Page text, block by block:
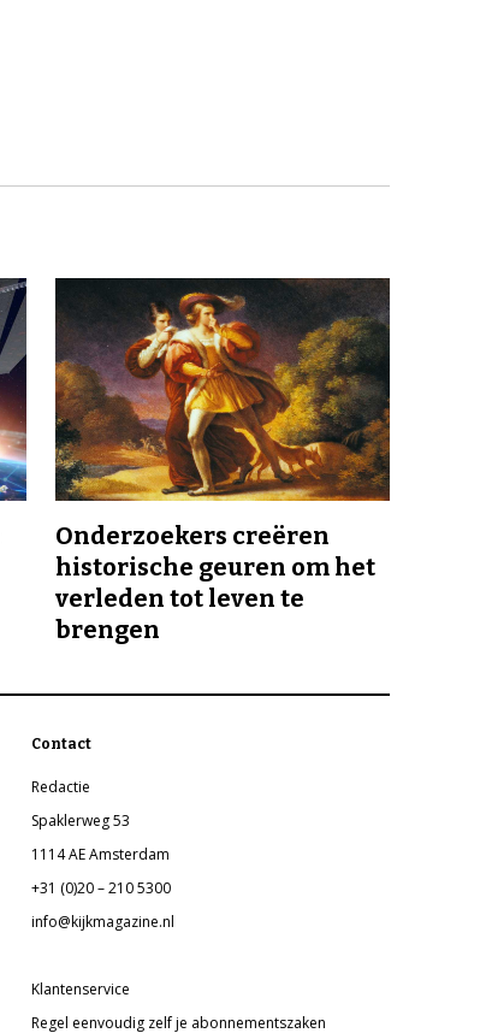
Onderzoekers creëren
historische geuren om het
verleden tot leven te
brengen
Contact
Redactie
Spaklerweg 53
1114 AE Amsterdam
+31 (0)20 – 210 5300
info@kijkmagazine.nl
Klantenservice
Regel eenvoudig zelf je abonnementszaken